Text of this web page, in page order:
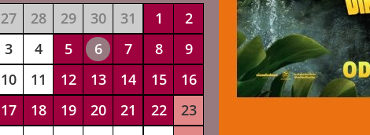
27 28 29 30 31 1
2
3
4 5 6 7 8
9
10
11 12 13 14 15
16
17
18 19 20 21 22
23